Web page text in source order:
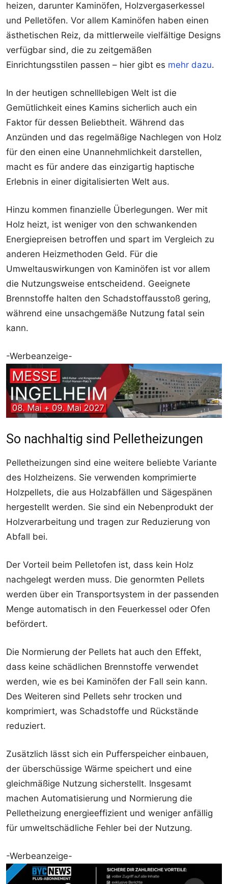
heizen, darunter Kaminöfen, Holzvergaserkessel
und Pelletöfen. Vor allem Kaminöfen haben einen
ästhetischen Reiz, da mittlerweile vielfältige Designs
verfügbar sind, die zu zeitgemäßen
Einrichtungsstilen passen – hier gibt es mehr dazu.
In der heutigen schnelllebigen Welt ist die
Gemütlichkeit eines Kamins sicherlich auch ein
Faktor für dessen Beliebtheit. Während das
Anzünden und das regelmäßige Nachlegen von Holz
für den einen eine Unannehmlichkeit darstellen,
macht es für andere das einzigartig haptische
Erlebnis in einer digitalisierten Welt aus.
Hinzu kommen finanzielle Überlegungen. Wer mit
Holz heizt, ist weniger von den schwankenden
Energiepreisen betroffen und spart im Vergleich zu
anderen Heizmethoden Geld. Für die
Umweltauswirkungen von Kaminöfen ist vor allem
die Nutzungsweise entscheidend. Geeignete
Brennstoffe halten den Schadstoffausstoß gering,
während eine unsachgemäße Nutzung fatal sein
kann.
-Werbeanzeige-
So nachhaltig sind Pelletheizungen
Pelletheizungen sind eine weitere beliebte Variante
des Holzheizens. Sie verwenden komprimierte
Holzpellets, die aus Holzabfällen und Sägespänen
hergestellt werden. Sie sind ein Nebenprodukt der
Holzverarbeitung und tragen zur Reduzierung von
Abfall bei.
Der Vorteil beim Pelletofen ist, dass kein Holz
nachgelegt werden muss. Die genormten Pellets
werden über ein Transportsystem in der passenden
Menge automatisch in den Feuerkessel oder Ofen
befördert.
Die Normierung der Pellets hat auch den Effekt,
dass keine schädlichen Brennstoffe verwendet
werden, wie es bei Kaminöfen der Fall sein kann.
Des Weiteren sind Pellets sehr trocken und
komprimiert, was Schadstoffe und Rückstände
reduziert.
Zusätzlich lässt sich ein Pufferspeicher einbauen,
der überschüssige Wärme speichert und eine
gleichmäßige Nutzung sicherstellt. Insgesamt
machen Automatisierung und Normierung die
Pelletheizung energieeffizient und weniger anfällig
für umweltschädliche Fehler bei der Nutzung.
-Werbeanzeige-